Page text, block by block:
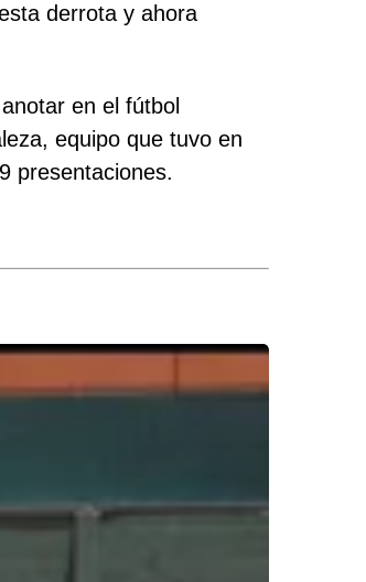
derrota y ahora
en el fútbol
equipo que tuvo en
presentaciones.